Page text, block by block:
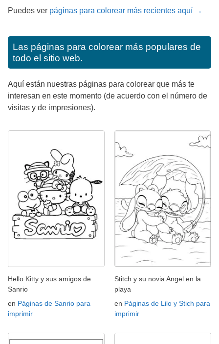
Puedes ver páginas para colorear más recientes aquí →
Las páginas para colorear más populares de
todo el sitio web.
Aquí están nuestras páginas para colorear que más te
interesan en este momento (de acuerdo con el número de
visitas y de impresiones).
Hello Kitty y sus amigos de
Sanrio
en Páginas de Sanrio para
imprimir
Stitch y su novia Angel en la
playa
en Páginas de Lilo y Stich para
imprimir